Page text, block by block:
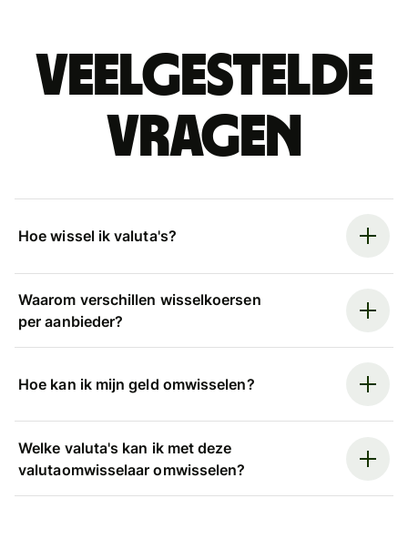
Veelgestelde
vragen
Hoe wissel ik valuta's?
Waarom verschillen wisselkoersen
per aanbieder?
Hoe kan ik mijn geld omwisselen?
Welke valuta's kan ik met deze
valutaomwisselaar omwisselen?